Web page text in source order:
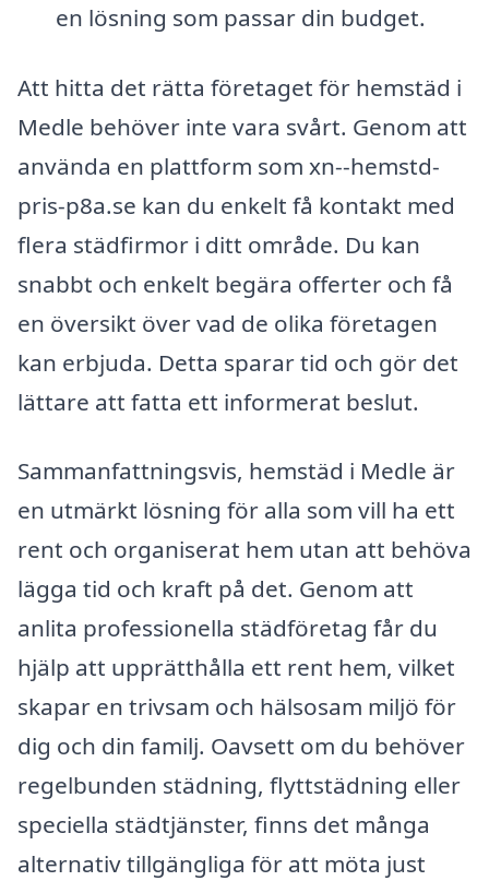
en lösning som passar din budget.
Att hitta det rätta företaget för hemstäd i
Medle behöver inte vara svårt. Genom att
använda en plattform som xn--hemstd-
pris-p8a.se kan du enkelt få kontakt med
flera städfirmor i ditt område. Du kan
snabbt och enkelt begära offerter och få
en översikt över vad de olika företagen
kan erbjuda. Detta sparar tid och gör det
lättare att fatta ett informerat beslut.
Sammanfattningsvis, hemstäd i Medle är
en utmärkt lösning för alla som vill ha ett
rent och organiserat hem utan att behöva
lägga tid och kraft på det. Genom att
anlita professionella städföretag får du
hjälp att upprätthålla ett rent hem, vilket
skapar en trivsam och hälsosam miljö för
dig och din familj. Oavsett om du behöver
regelbunden städning, flyttstädning eller
speciella städtjänster, finns det många
alternativ tillgängliga för att möta just